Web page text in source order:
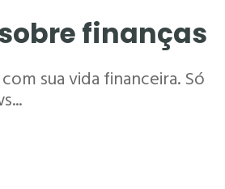
finanças
sua vida financeira. Só